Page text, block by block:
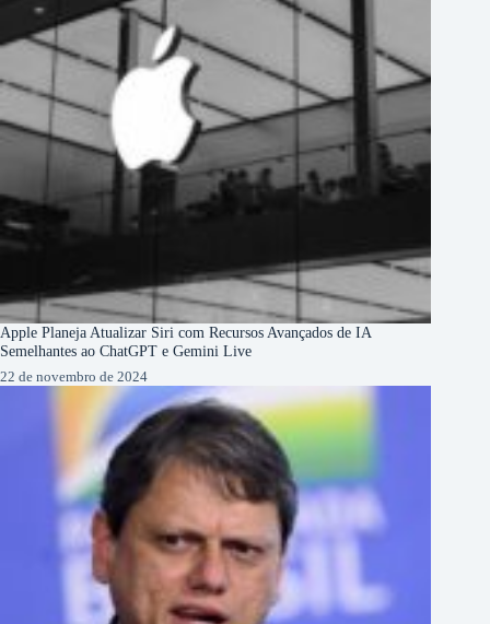
Apple Planeja Atualizar Siri com Recursos Avançados de IA
Semelhantes ao ChatGPT e Gemini Live
22 de novembro de 2024